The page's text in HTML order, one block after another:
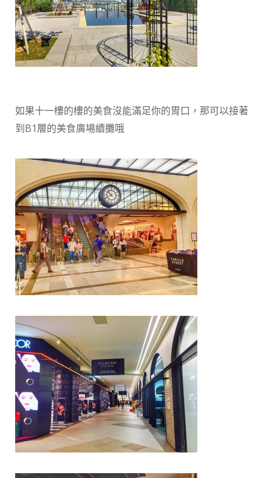
如果十一樓的樓的美食沒能滿足你的胃口，那可以接著
到B1層的美食廣場續攤哦